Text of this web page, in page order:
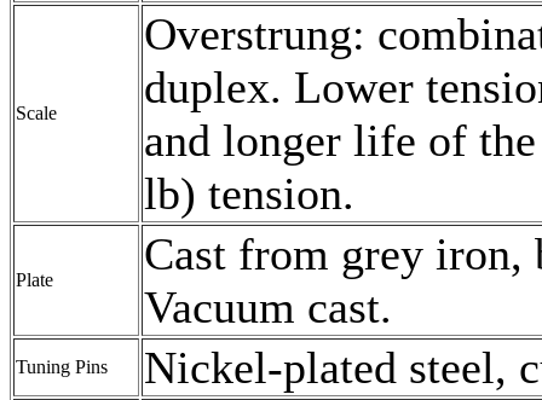
Scale
Overstrung:
duplex. Lower
and longer life of
lb) tension.
Plate
Cast from grey iron,
Vacuum cast.
Tuning Pins Nickel-plated steel,